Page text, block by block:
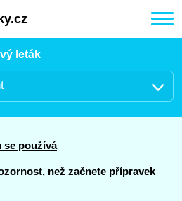
leták
se používá
než začnete přípravek